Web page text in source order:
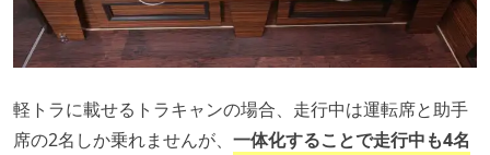
軽トラに載せるトラキャンの場合、走行中は運転席と助手
席の2名しか乗れませんが、 一体化することで走行中も4名